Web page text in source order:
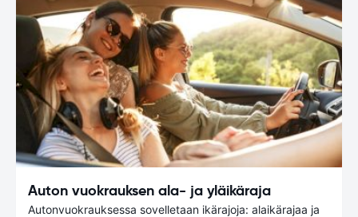
Auton vuokrauksen ala- ja yläikäraja
Autonvuokrauksessa sovelletaan ikärajoja: alaikärajaa ja